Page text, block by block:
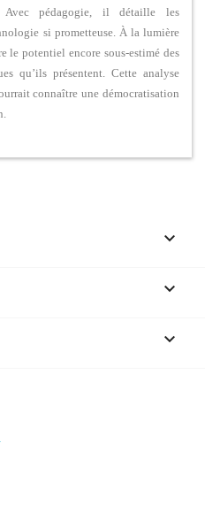
Avec pédagogie, il détaille les
si prometteuse. À la lumière
le potentiel encore sous-estimé des
qu’ils présentent. Cette analyse
connaître une démocratisation


